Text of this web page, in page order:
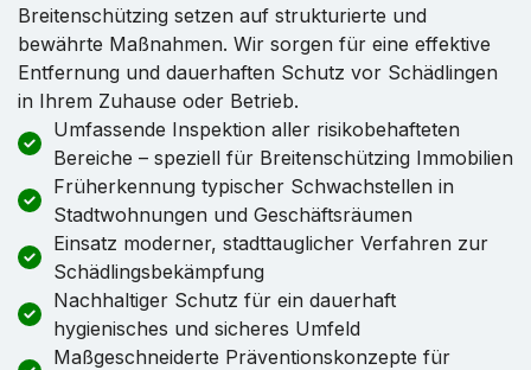
Breitenschützing setzen auf strukturierte und
bewährte Maßnahmen. Wir sorgen für eine effektive
Entfernung und dauerhaften Schutz vor Schädlingen
in Ihrem Zuhause oder Betrieb.
Umfassende Inspektion aller risikobehafteten
Bereiche – speziell für Breitenschützing Immobilien
Früherkennung typischer Schwachstellen in
Stadtwohnungen und Geschäftsräumen
Einsatz moderner, stadttauglicher Verfahren zur
Schädlingsbekämpfung
Nachhaltiger Schutz für ein dauerhaft
hygienisches und sicheres Umfeld
Maßgeschneiderte Präventionskonzepte für